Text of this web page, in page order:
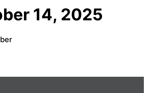
14, 2025